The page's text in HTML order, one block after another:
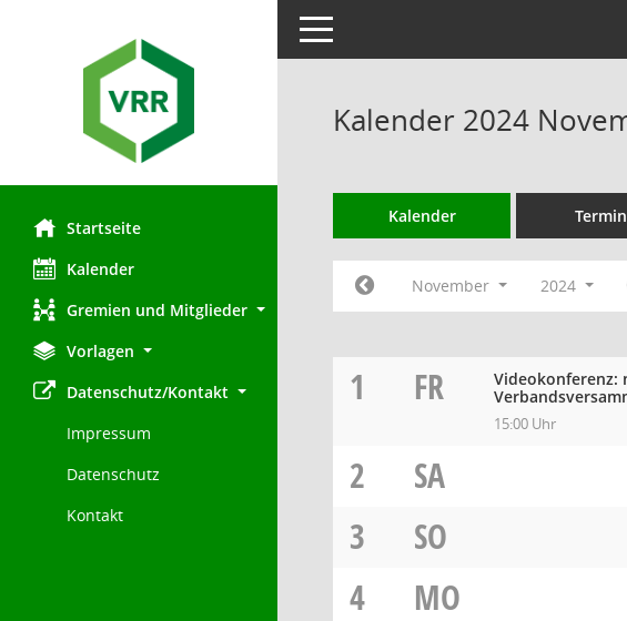
Startseite
Kalender
Gremien und Mitglieder
Vorlagen
Datenschutz/Kontakt
Impressum
Datenschutz
Kontakt
Toggle navigation
Kalender 2024
Kalender
November 2024
1 FR
Videokonferenz:
15:00 Uhr
2
SA
3
SO
4
MO